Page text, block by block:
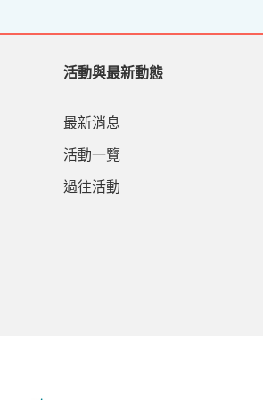
活動與最新動態
最新消息
活動一覽
過往活動